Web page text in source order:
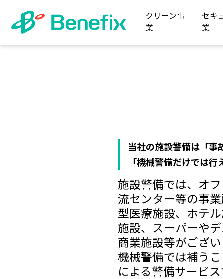
クリーン事
業
セキ
業
当社の施設警備は「事
「機械警備だけでは
施設警備では、オ
流センター等の事
型医療施設、ホテ
施設、スーパーや
商業施設等がござ
機械警備では補う
による警備サービ